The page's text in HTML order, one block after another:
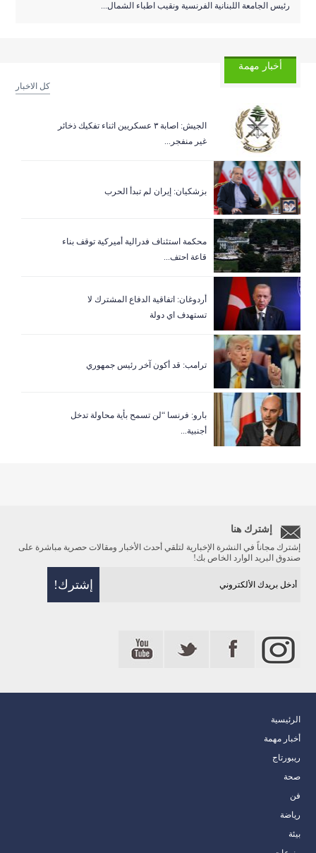
رئيس الجامعة اللبنانية الفرنسية ونقيب اطباء الشمال...
أخبار مهمة
كل الاخبار
الجيش: اصابة ٣ عسكريين اثناء تفكيك ذخائر
غير منفجر...
بزشكيان: إيران لم تبدأ الحرب
‏محكمة استئناف فدرالية أميركية توقف بناء
قاعة احتف...
أردوغان: اتفاقية الدفاع المشترك لا
تستهدف اي دولة
ترامب: قد أكون آخر رئيس جمهوري
بارو: فرنسا “لن تسمح بأية محاولة تدخل
أجنبية...
إشترك هنا
إشترك مجاناً في النشرة الإخبارية لتلقي أحدث الأخبار ومقالات حصرية مباشرة على
صندوق البريد الوارد الخاص بك!
الرئيسية
أخبار مهمة
ريبورتاج
صحة
فن
رياضة
بيئة